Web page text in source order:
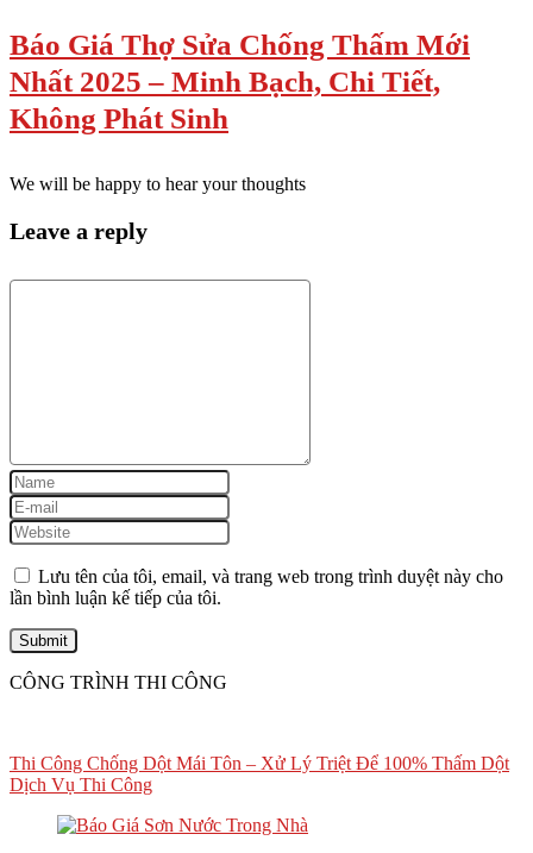
Báo Giá Thợ Sửa Chống Thấm Mới
Nhất 2025 – Minh Bạch, Chi Tiết,
Không Phát Sinh
We will be happy to hear your thoughts
Leave a reply
Lưu tên của tôi, email, và trang web trong trình duyệt này cho
lần bình luận kế tiếp của tôi.
CÔNG TRÌNH THI CÔNG
Thi Công Chống Dột Mái Tôn – Xử Lý Triệt Để 100% Thấm Dột
Dịch Vụ Thi Công